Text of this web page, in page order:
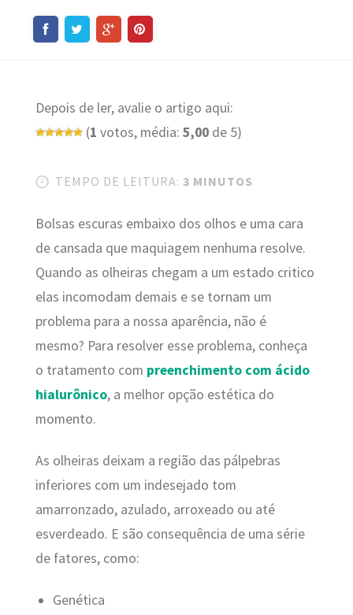
Depois de ler, avalie o artigo aqui:
(1 votos, média: 5,00de 5)
TEMPO DE LEITURA: 3 MINUTOS
Bolsas escuras embaixo dos olhos e uma cara
de cansada que maquiagem nenhuma resolve.
Quando as olheiras chegam a um estado critico
elas incomodam demais e se tornam um
problema para a nossa aparência, não é
mesmo? Para resolver esse problema, conheça
o tratamento com preenchimento com ácido
hialurônico, a melhor opção estética do
momento.
As olheiras deixam a região das pálpebras
inferiores com um indesejado tom
amarronzado, azulado, arroxeado ou até
esverdeado. E são consequência de uma série
de fatores, como:
Genética